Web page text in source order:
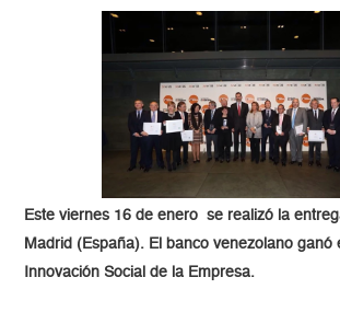
Este viernes 16 de enero se realizó la
Madrid (España). El banco venezolano ganó
Innovación Social de la Empresa.